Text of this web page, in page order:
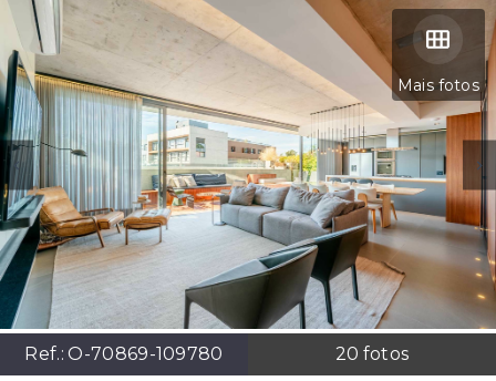
Mais fotos
Ref.:O-70869-109780 20 fotos